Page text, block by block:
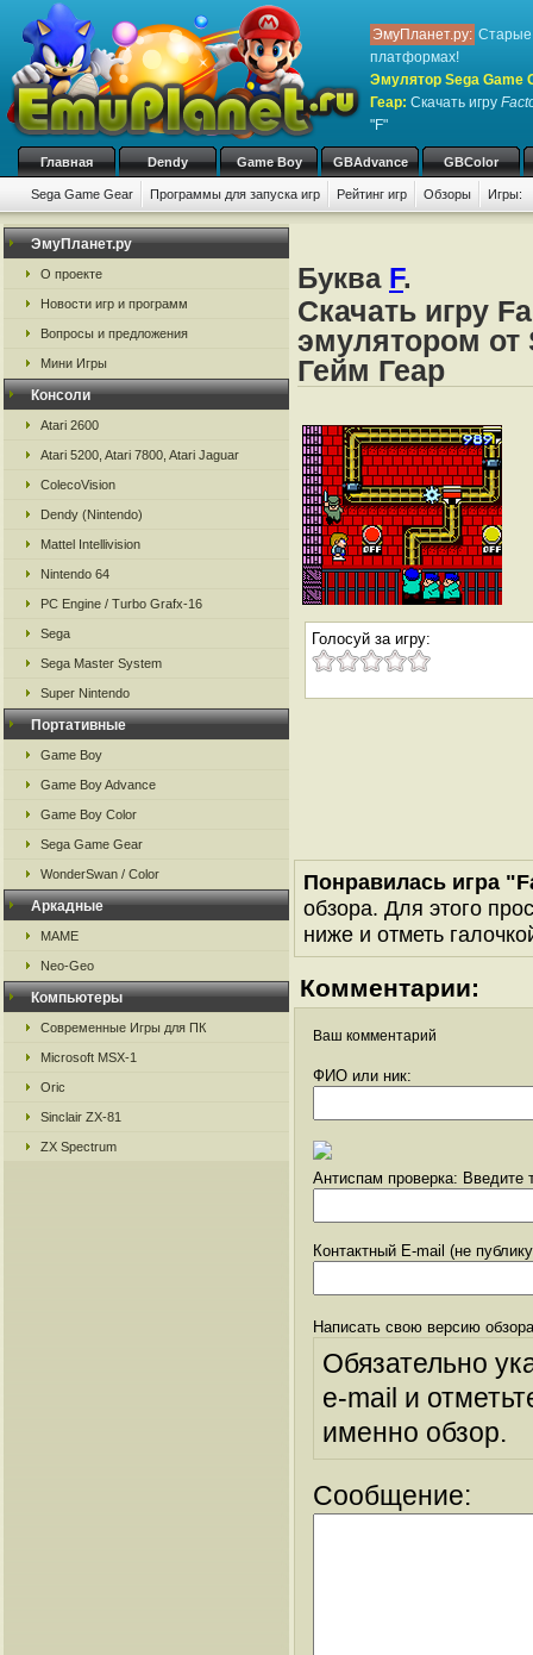
ЭмуПланет.ру: Старые
платформах!
Эмулятор Sega Game
Геар: Скачать игру
"F"
Главная Dendy Game Boy GBAdvance GBColor
Sega Game Gear Программы для запуска игр Рейтинг игр Обзоры Игры:
ЭмуПланет.ру
О проекте
Новости игр и программ
Вопросы и предложения
Мини Игры
Консоли
Atari 2600
Atari 5200, Atari 7800, Atari Jaguar
ColecoVision
Dendy (Nintendo)
Mattel Intellivision
Nintendo 64
PC Engine / Turbo Grafx-16
Sega
Sega Master System
Super Nintendo
Портативные
Game Boy
Game Boy Advance
Game Boy Color
Sega Game Gear
WonderSwan / Color
Аркадные
MAME
Neo-Geo
Компьютеры
Современные Игры для ПК
Microsoft MSX-1
Oric
Sinclair ZX-81
ZX Spectrum
Буква F.
Скачать игру
эмулятором от
Гейм Геар
Голосуй за игру:
Понравилась игра
обзора. Для этого
ниже и отметь
Комментарии:
Ваш комментарий
ФИО или ник:
Антиспам проверка: Введите
Контактный E-mail (не
Написать свою версию
Обязательно
e-mail и
именно обзор.
Сообщение: